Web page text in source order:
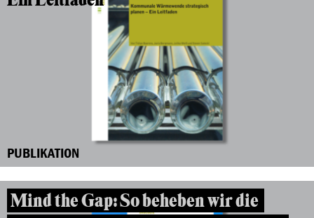
PUBLIKATION
Mind the Gap: So beheben wir die